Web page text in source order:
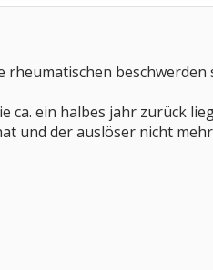
rheumatischen
ca. ein halbes jahr zurück
und der auslöser nicht